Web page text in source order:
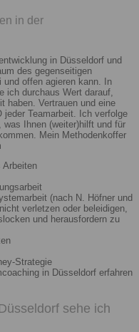
in der
in Düsseldorf und
des gegenseitigen
und offen agieren kann. In
ich durchaus Wert darauf,
haben. Vertrauen und eine
jeder Teamarbeit. Ich verfolge
Ihnen (weiter)hilft und für
Mein Methodenkoffer
Arbeiten
(nach N. Höfner und
verletzen oder beleidigen,
und herausfordern zu
Strategie
in Düsseldorf erfahren
sehe ich